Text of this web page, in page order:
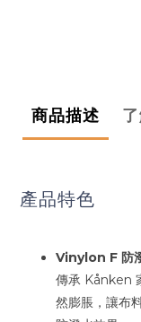
商品描述
產品特色
Vinylon F 防
傳承 Kånken
然膨脹，讓布